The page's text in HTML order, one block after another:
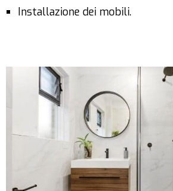
Installazione dei mobili.